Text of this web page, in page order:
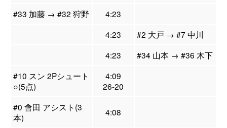
#33 加藤 → #32 狩野
4:23
4:23
#2 大戸 → #7 中川
4:23
#34 山本 → #36 木下
#10 スン 2Pシュート
○(5点)
4:09
26-20
#0 會田 アシスト(3
本)
4:08